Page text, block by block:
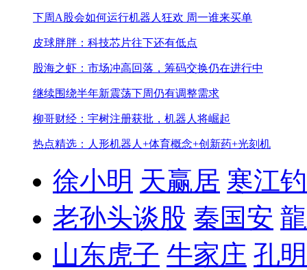
下周A股会如何运行机器人狂欢 周一谁来买单
皮球胖胖：科技芯片往下还有低点
股海之虾：市场冲高回落，筹码交换仍在进行中
继续围绕半年新震荡下周仍有调整需求
柳哥财经：宇树注册获批，机器人将崛起
热点精选：人形机器人+体育概念+创新药+光刻机
徐小明 天赢居 寒江
老孙头谈股 秦国安
山东虎子 牛家庄 孔